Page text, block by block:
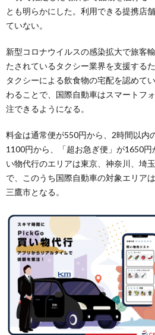
とも明らかにした。利用できる提携店
ていない。
新型コロナウイルスの感染拡大で旅客
たされているタクシー業界を支援する
タクシーによる飲食物の宅配を認めて
わることで、国際自動車はスマートフ
注できるようになる。
料金は通常便が550円から、2時間以内
1100円から、「超お急ぎ便」が1650
い物代行のエリアは東京、神奈川、埼
で、このうち国際自動車の対象エリア
三鷹市となる。